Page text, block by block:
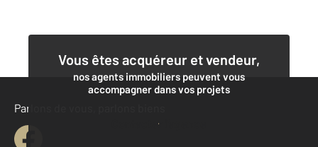
Vous êtes acquéreur et vendeur,
nos agents immobiliers peuvent vous
accompagner dans vos projets
Contacter l'agence
Parlons de vous, parlons biens